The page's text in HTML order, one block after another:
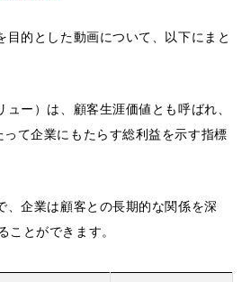
目的とした動画について、以下にまと
ー）は、顧客生涯価値とも呼ばれ、
て企業にもたらす総利益を示す指標
、企業は顧客との長期的な関係を深
とができます。